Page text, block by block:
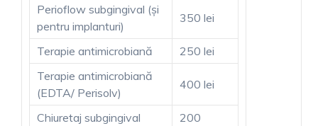
Perioflow subgingival (și
pentru implanturi)
350 lei
Terapie antimicrobiană
250 lei
Terapie antimicrobiană
(EDTA/ Perisolv)
400 lei
Chiuretaj subgingival
200